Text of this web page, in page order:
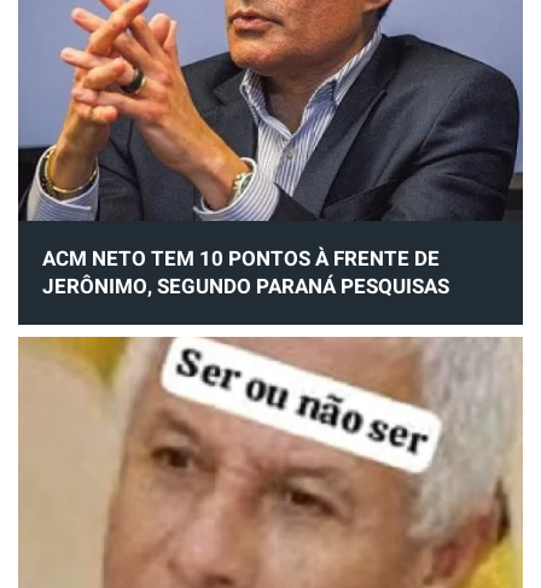
ACM NETO TEM 10 PONTOS À FRENTE DE
JERÔNIMO, SEGUNDO PARANÁ PESQUISAS